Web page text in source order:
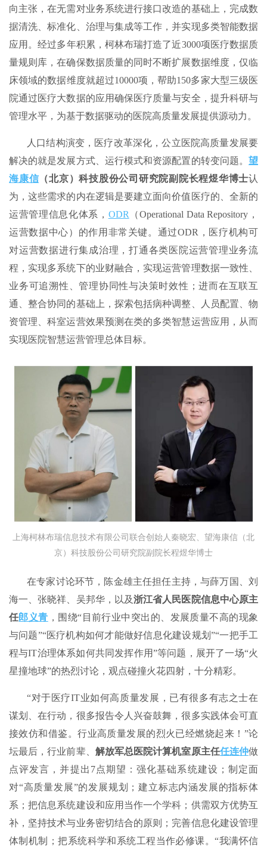
向主张，在无需对业务系统进行接口改造的基础上，完成数
据清洗、标准化、治理与集成等工作，并实现多类智能数据
应用。经过多年积累，柯林布瑞打造了近3000项医疗数据质
量规则库，在确保数据质量的同时不断扩展数据维度，仅临
床领域的数据维度就超过10000项，帮助150多家大型三级医
院通过医疗大数据的应用确保医疗质量与安全，提升科研与
管理水平，为基于数据驱动的医院高质量发展提供源动力。
人口结构演变，医疗改革深化，公立医院高质量发展要
解决的就是发展方式、运行模式和资源配置的转变问题。 望
海康信 （北京）科技股份公司研究院副院长程煜华博士认
为，这些需求的内在逻辑是要建立面向价值医疗的、全新的
运营管理信息化体系， ODR（Operational Data Repository，
运营数据中心）的作用非常关键。通过ODR，医疗机构可
对运营数据进行集成治理，打通各类医院运营管理业务流
程，实现多系统下的业财融合，实现运营管理数据一致性、
业务可追溯性、管理协同性与决策时效性；进而在互联互
通、整合协同的基础上，探索包括病种调整、人员配置、物
资管理、科室运营效果预测在类的多类智慧运营应用，从而
实现医院智慧运营管理总体目标。
上海柯林布瑞信息技术有限公司联合创始人秦晓宏、望海康信（北
京）科技股份公司研究院副院长程煜华博士
在专家讨论环节，陈金雄主任担任主持，与薛万国、刘
海一、张晓祥、吴邦华，以及浙江省人民医院信息中心原主
任郎义青 ，围绕“目前行业中突出的、发展质量不高的现象
与问题”“医疗机构如何才能做好信息化建设规划”“一把手工
程与IT治理体系如何共同发挥作用”等问题，展开了一场“火
星撞地球”的热烈讨论，观点碰撞火花四射，十分精彩。
“对于医疗IT业如何高质量发展，已有很多有志之士在
谋划、在行动，很多报告令人兴奋鼓舞，很多实践体会可直
接效仿和借鉴。行业高质量发展的烈火已经燃烧起来！”论
坛最后，行业前辈、 解放军总医院计算机室原主任任连仲做
点评发言，并提出7点期望：强化基础系统建设；制定面
对“高质量发展”的发展规划；建立标志内涵发展的指标体
系；把信息系统建设和应用当作一个学科；供需双方优势互
补，坚持技术与业务密切结合的原则；完善信息化建设管理
体制机制；把系统科学和系统工程当作必修课。“我满怀信